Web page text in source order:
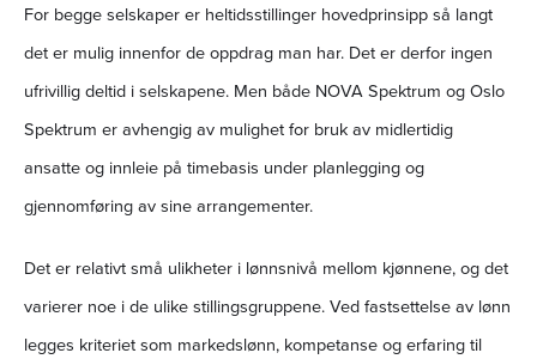
For begge selskaper er heltidsstillinger hovedprinsipp så langt
det er mulig innenfor de oppdrag man har. Det er derfor ingen
ufrivillig deltid i selskapene. Men både NOVA Spektrum og Oslo
Spektrum er avhengig av mulighet for bruk av midlertidig
ansatte og innleie på timebasis under planlegging og
gjennomføring av sine arrangementer.
Det er relativt små ulikheter i lønnsnivå mellom kjønnene, og det
varierer noe i de ulike stillingsgruppene. Ved fastsettelse av lønn
legges kriteriet som markedslønn, kompetanse og erfaring til